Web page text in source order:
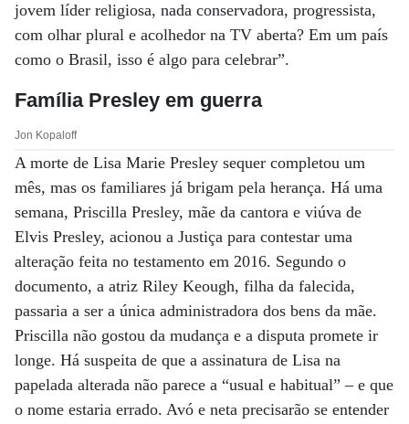
jovem líder religiosa, nada conservadora, progressista,
com olhar plural e acolhedor na TV aberta? Em um país
como o Brasil, isso é algo para celebrar”.
Família Presley em guerra
Jon Kopaloff
A morte de Lisa Marie Presley sequer completou um
mês, mas os familiares já brigam pela herança. Há uma
semana, Priscilla Presley, mãe da cantora e viúva de
Elvis Presley, acionou a Justiça para contestar uma
alteração feita no testamento em 2016. Segundo o
documento, a atriz Riley Keough, filha da falecida,
passaria a ser a única administradora dos bens da mãe.
Priscilla não gostou da mudança e a disputa promete ir
longe. Há suspeita de que a assinatura de Lisa na
papelada alterada não parece a “usual e habitual” – e que
o nome estaria errado. Avó e neta precisarão se entender